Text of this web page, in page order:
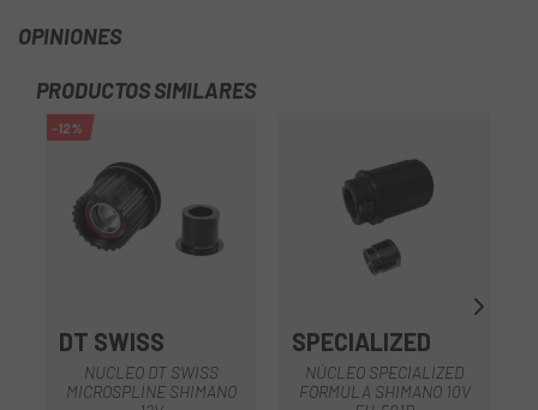
OPINIONES
PRODUCTOS SIMILARES
-12%
DT SWISS
NUCLEO DT SWISS
MICROSPLINE SHIMANO
SPECIALIZED
NÚCLEO SPECIALIZED
FORMULA SHIMANO 10V